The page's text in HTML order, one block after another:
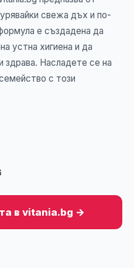
свежа дъх и по-
е създадена да
устна хигиена и да
здрава. Насладете се на
с този
в vitania.bg →